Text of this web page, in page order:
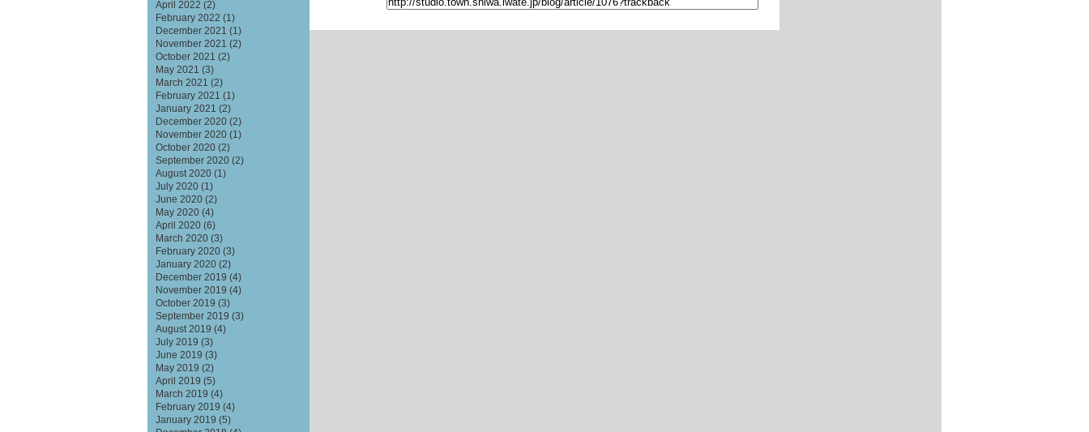
April 2022 (2)
February 2022 (1)
December 2021 (1)
November 2021 (2)
October 2021 (2)
May 2021 (3)
March 2021 (2)
February 2021 (1)
January 2021 (2)
December 2020 (2)
November 2020 (1)
October 2020 (2)
September 2020 (2)
August 2020 (1)
July 2020 (1)
June 2020 (2)
May 2020 (4)
April 2020 (6)
March 2020 (3)
February 2020 (3)
January 2020 (2)
December 2019 (4)
November 2019 (4)
October 2019 (3)
September 2019 (3)
August 2019 (4)
July 2019 (3)
June 2019 (3)
May 2019 (2)
April 2019 (5)
March 2019 (4)
February 2019 (4)
January 2019 (5)